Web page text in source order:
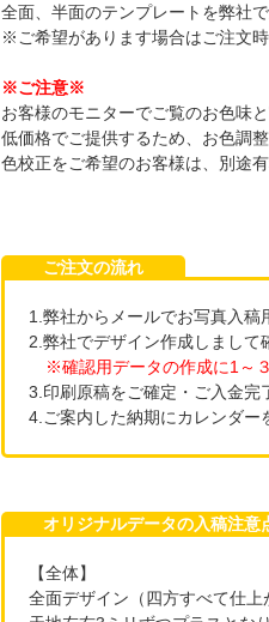
全面、半面のテンプレートを弊社
※ご希望があります場合はご注文時
※ご注意※
お客様のモニターでご覧のお色味
低価格でご提供するため、お色調
色校正をご希望のお客様は、別途
ご注文の流れ
1.弊社からメールでお写真入稿
2.弊社でデザイン作成しまして
※確認用データの作成に1～
3.印刷原稿をご確定・ご入金完
4.ご案内した納期にカレンダー
オリジナルデータの入稿注
【全体】
全面デザイン（四方すべて仕上